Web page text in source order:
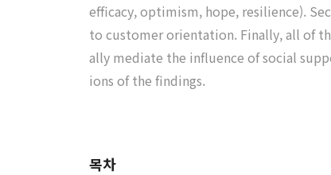
efficacy, optimism, hope, resilience).
to customer orientation. Finally, all of
ally mediate the influence of social
ions of the findings.
목차